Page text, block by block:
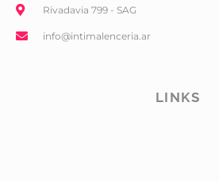
Rivadavia 799 - SAG
info@intimalenceria.ar
LINKS